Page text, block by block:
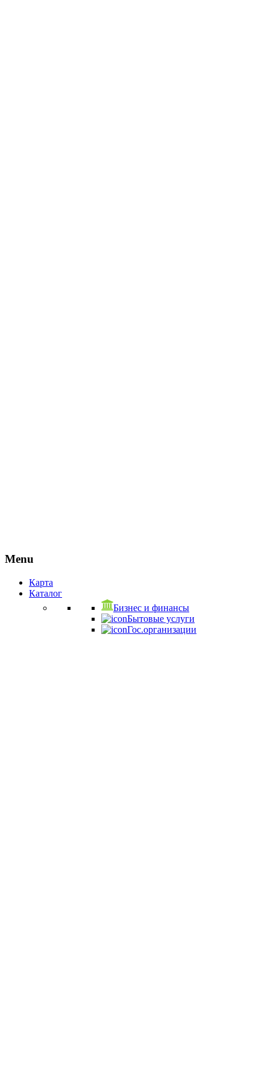
Menu
Карта
Каталог
Бизнес и финансы
Бытовые услуги
Гос.организации